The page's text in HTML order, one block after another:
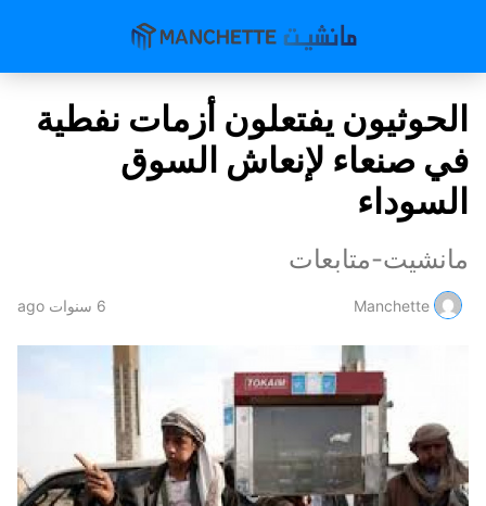
الحوثيون يفتعلون أزمات نفطية
في صنعاء لإنعاش السوق
السوداء
مانشيت-متابعات
Manchette 6 سنوات ago